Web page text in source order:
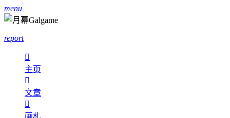
menu
report

主页

文章

画札